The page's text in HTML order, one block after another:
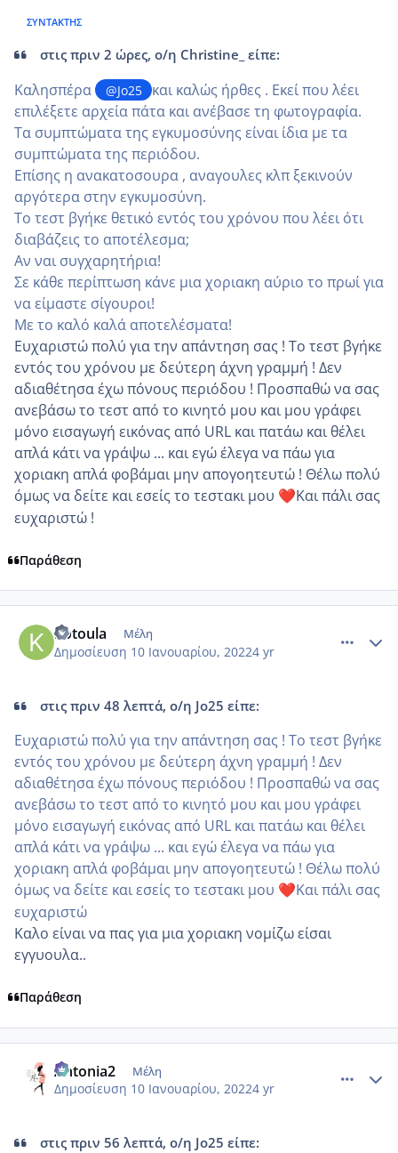
ΣΥΝΤΆΚΤΗΣ
στις πριν 2 ώρες, ο/η Christine_ είπε:
Καλησπέρα @Jo25
και καλώς ήρθες . Εκεί που λέει
επιλέξετε αρχεία πάτα και ανέβασε τη φωτογραφία.
Τα συμπτώματα της εγκυμοσύνης είναι ίδια με τα
συμπτώματα της περιόδου.
Επίσης η ανακατοσουρα , αναγουλες κλπ ξεκινούν
αργότερα στην εγκυμοσύνη.
Το τεστ βγήκε θετικό εντός του χρόνου που λέει ότι
διαβάζεις το αποτέλεσμα;
Αν ναι συγχαρητήρια!
Σε κάθε περίπτωση κάνε μια χοριακη αύριο το πρωί για
να είμαστε σίγουροι!
Με το καλό καλά αποτελέσματα!
Ευχαριστώ πολύ για την απάντηση σας ! Το τεστ βγήκε
εντός του χρόνου με δεύτερη άχνη γραμμή ! Δεν
αδιαθέτησα έχω πόνους περιόδου ! Προσπαθώ να σας
ανεβάσω το τεστ από το κινητό μου και μου γράφει
μόνο εισαγωγή εικόνας από URL και πατάω και θέλει
απλά κάτι να γράψω ... και εγώ έλεγα να πάω για
χοριακη απλά φοβάμαι μην απογοητευτώ ! Θέλω πολύ
όμως να δείτε και εσείς το τεστακι μου ❤️Και πάλι σας
ευχαριστώ !
Παράθεση
Kotoula Μέλη
Δημοσίευση 10 Ιανουαρίου, 20224 yr
στις πριν 48 λεπτά, ο/η Jo25 είπε:
Ευχαριστώ πολύ για την απάντηση σας ! Το τεστ βγήκε
εντός του χρόνου με δεύτερη άχνη γραμμή ! Δεν
αδιαθέτησα έχω πόνους περιόδου ! Προσπαθώ να σας
ανεβάσω το τεστ από το κινητό μου και μου γράφει
μόνο εισαγωγή εικόνας από URL και πατάω και θέλει
απλά κάτι να γράψω ... και εγώ έλεγα να πάω για
χοριακη απλά φοβάμαι μην απογοητευτώ ! Θέλω πολύ
όμως να δείτε και εσείς το τεστακι μου ❤️Και πάλι σας
ευχαριστώ
Καλο είναι να πας για μια χοριακη νομίζω είσαι
εγγυουλα..
Παράθεση
Antonia2 Μέλη
Δημοσίευση 10 Ιανουαρίου, 20224 yr
στις πριν 56 λεπτά, ο/η Jo25 είπε: